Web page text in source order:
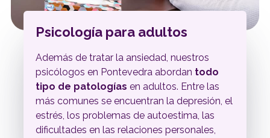
Psicología para adultos
Además de tratar la ansiedad, nuestros
psicólogos en Pontevedra abordan todo
tipo de patologías en adultos. Entre las
más comunes se encuentran la depresión, el
estrés, los problemas de autoestima, las
dificultades en las relaciones personales,